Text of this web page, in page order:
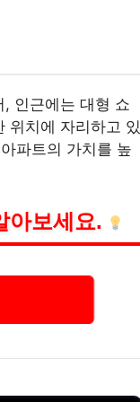
인근에는 대형 쇼
위치에 자리하고 있
파트의 가치를 높
아보세요.